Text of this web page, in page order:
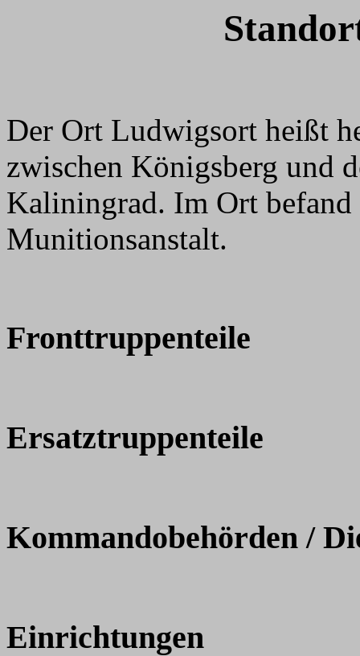
Der Ort Ludwigsort heißt
zwischen Königsberg und
Kaliningrad. Im Ort befand
Munitionsanstalt.
Fronttruppenteile
Ersatztruppenteile
Kommandobehörden /
Einrichtungen